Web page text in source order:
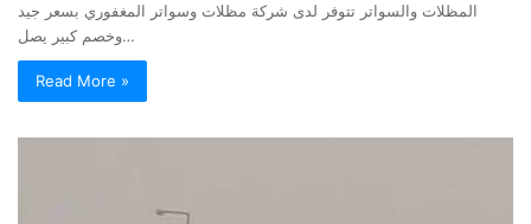
المظلات والسواتر تتوفر لدى شركة مظلات وسواتر المغفوري بسعر جيد
وخصم كبير يصل…
Read More »